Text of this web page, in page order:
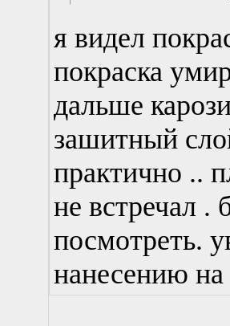
я видел
покраска
дальше
зашитный
практично ..
не встречал .
посмотреть.
нанесению